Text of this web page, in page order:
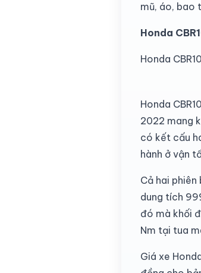
mũ, áo, bao
Honda
Honda
Honda
2022 mang
có kết cấu
hành ở vận
Cả hai phiên
dung tích
đó mà khối
Nm tại tua
Giá xe